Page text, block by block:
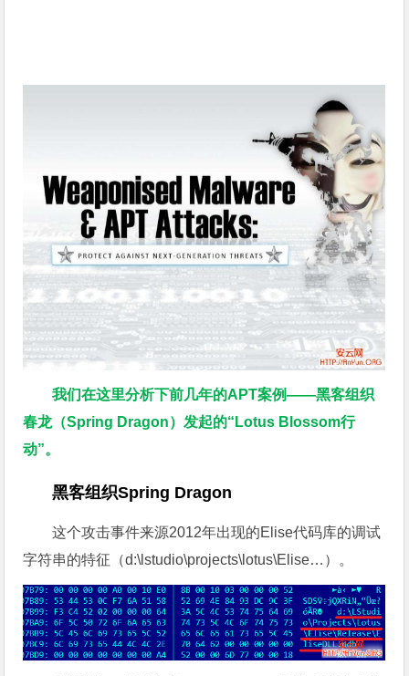
我们在这里分析下前几年的APT案例——黑客组织
春龙（Spring Dragon）发起的“Lotus Blossom行
动”。
黑客组织Spring Dragon
这个攻击事件来源2012年出现的Elise代码库的调试
字符串的特征（d:\lstudio\projects\lotus\Elise…）。